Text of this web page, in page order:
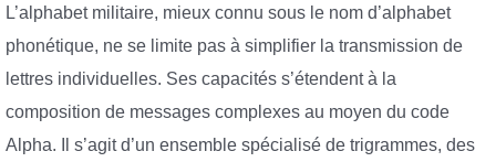
L’alphabet militaire, mieux connu sous le nom d’alphabet
phonétique, ne se limite pas à simplifier la transmission de
lettres individuelles. Ses capacités s’étendent à la
composition de messages complexes au moyen du code
Alpha. Il s’agit d’un ensemble spécialisé de trigrammes, des